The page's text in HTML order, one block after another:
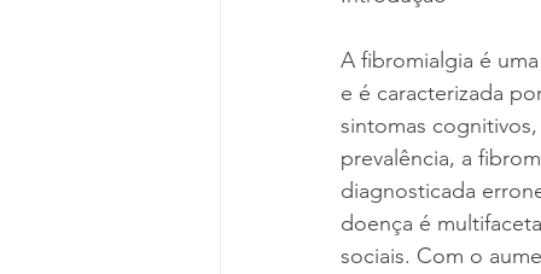
A fibromialgia é
e é caracterizada
sintomas
prevalência, a
diagnosticada
doença é
sociais. Com o